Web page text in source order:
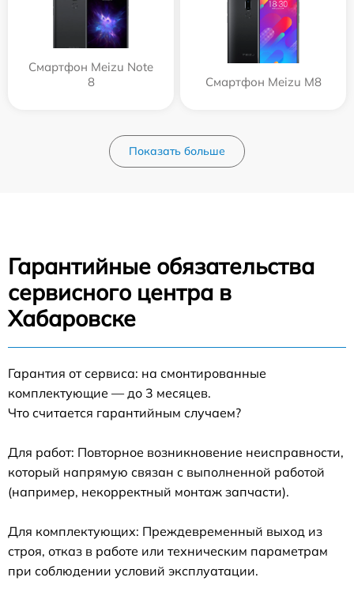
Смартфон Meizu Note
8
Смартфон Meizu M8
Показать больше
Гарантийные обязательства
сервисного центра в
Хабаровске
Гарантия от сервиса: на смонтированные
комплектующие — до 3 месяцев.
Что считается гарантийным случаем?
Для работ: Повторное возникновение неисправности,
который напрямую связан с выполненной работой
(например, некорректный монтаж запчасти).
Для комплектующих: Преждевременный выход из
строя, отказ в работе или техническим параметрам
при соблюдении условий эксплуатации.